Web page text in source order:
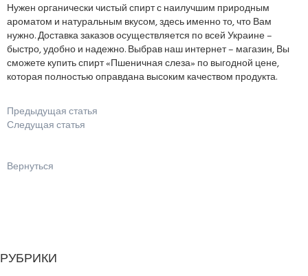
Нужен органически чистый спирт с наилучшим природным
ароматом и натуральным вкусом, здесь именно то, что Вам
нужно. Доставка заказов осуществляется по всей Украине –
быстро, удобно и надежно. Выбрав наш интернет – магазин, Вы
сможете купить спирт «Пшеничная слеза» по выгодной цене,
которая полностью оправдана высоким качеством продукта.
Предыдущая статья
Следущая статья
Вернуться
РУБРИКИ